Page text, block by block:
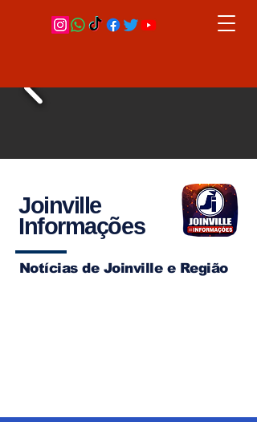
Joinville
Informações
Notícias de Joinville e Região